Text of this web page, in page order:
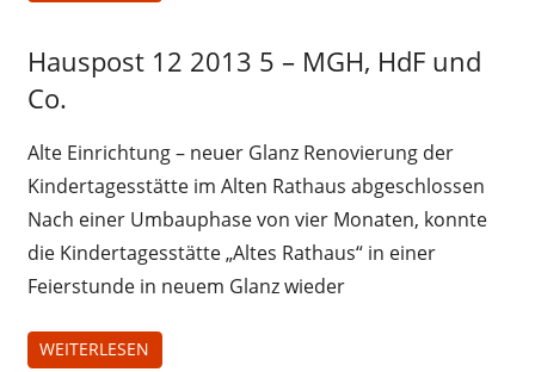
Hauspost
12-2013
Hauspost 12 2013 5 – MGH, HdF und
Co.
Alte Einrichtung – neuer Glanz Renovierung der
Kindertagesstätte im Alten Rathaus abgeschlossen
Nach einer Umbauphase von vier Monaten, konnte
die Kindertagesstätte „Altes Rathaus“ in einer
Feierstunde in neuem Glanz wieder
WEITERLESEN